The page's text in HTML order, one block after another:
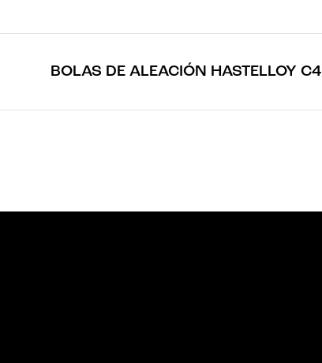
BOLAS DE ALEACIÓN HASTELLOY C4